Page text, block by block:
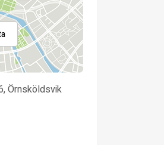
Örnsköldsvik